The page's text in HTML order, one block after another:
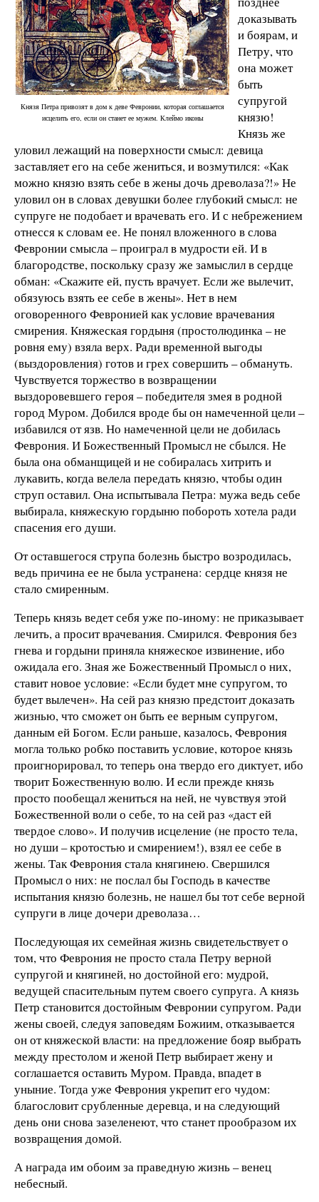
Князя Петра привозят в дом к деве Февронии, которая соглашается
исцелить его, если он станет ее мужем. Клеймо иконы
доказывать
и боярам, и
Петру, что
она может
быть
супругой
князю!
Князь же
уловил лежащий на поверхности смысл: девица
заставляет его на себе жениться, и возмутился: «Как
можно князю взять себе в жены дочь древолаза?!» Не
уловил он в словах девушки более глубокий смысл: не
супруге не подобает и врачевать его. И с небрежением
отнесся к словам ее. Не понял вложенного в слова
Февронии смысла – проиграл в мудрости ей. И в
благородстве, поскольку сразу же замыслил в сердце
обман: «Скажите ей, пусть врачует. Если же вылечит,
обязуюсь взять ее себе в жены». Нет в нем
оговоренного Февронией как условие врачевания
смирения. Княжеская гордыня (простолюдинка – не
ровня ему) взяла верх. Ради временной выгоды
(выздоровления) готов и грех совершить – обмануть.
Чувствуется торжество в возвращении
выздоровевшего героя – победителя змея в родной
город Муром. Добился вроде бы он намеченной цели –
избавился от язв. Но намеченной цели не добилась
Феврония. И Божественный Промысл не сбылся. Не
была она обманщицей и не собиралась хитрить и
лукавить, когда велела передать князю, чтобы один
струп оставил. Она испытывала Петра: мужа ведь себе
выбирала, княжескую гордыню побороть хотела ради
спасения его души.
От оставшегося струпа болезнь быстро возродилась,
ведь причина ее не была устранена: сердце князя не
стало смиренным.
Теперь князь ведет себя уже по-иному: не приказывает
лечить, а просит врачевания. Смирился. Феврония без
гнева и гордыни приняла княжеское извинение, ибо
ожидала его. Зная же Божественный Промысл о них,
ставит новое условие: «Если будет мне супругом, то
будет вылечен». На сей раз князю предстоит доказать
жизнью, что сможет он быть ее верным супругом,
данным ей Богом. Если раньше, казалось, Феврония
могла только робко поставить условие, которое князь
проигнорировал, то теперь она твердо его диктует, ибо
творит Божественную волю. И если прежде князь
просто пообещал жениться на ней, не чувствуя этой
Божественной воли о себе, то на сей раз «даст ей
твердое слово». И получив исцеление (не просто тела,
но души – кротостью и смирением!), взял ее себе в
жены. Так Феврония стала княгинею. Свершился
Промысл о них: не послал бы Господь в качестве
испытания князю болезнь, не нашел бы тот себе верной
супруги в лице дочери древолаза…
Последующая их семейная жизнь свидетельствует о
том, что Феврония не просто стала Петру верной
супругой и княгиней, но достойной его: мудрой,
ведущей спасительным путем своего супруга. А князь
Петр становится достойным Февронии супругом. Ради
жены своей, следуя заповедям Божиим, отказывается
он от княжеской власти: на предложение бояр выбрать
между престолом и женой Петр выбирает жену и
соглашается оставить Муром. Правда, впадет в
уныние. Тогда уже Феврония укрепит его чудом:
благословит срубленные деревца, и на следующий
день они снова зазеленеют, что станет прообразом их
возвращения домой.
А награда им обоим за праведную жизнь – венец
небесный.